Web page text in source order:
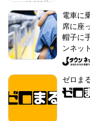
電車に
席に座
帽子に
ンネット
ゼロま